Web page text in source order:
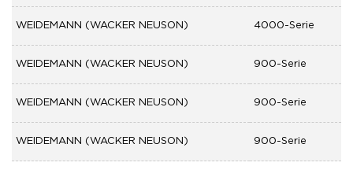
WEIDEMANN (WACKER NEUSON) 4000-Serie
WEIDEMANN (WACKER NEUSON) 900-Serie
WEIDEMANN (WACKER NEUSON) 900-Serie
WEIDEMANN (WACKER NEUSON) 900-Serie